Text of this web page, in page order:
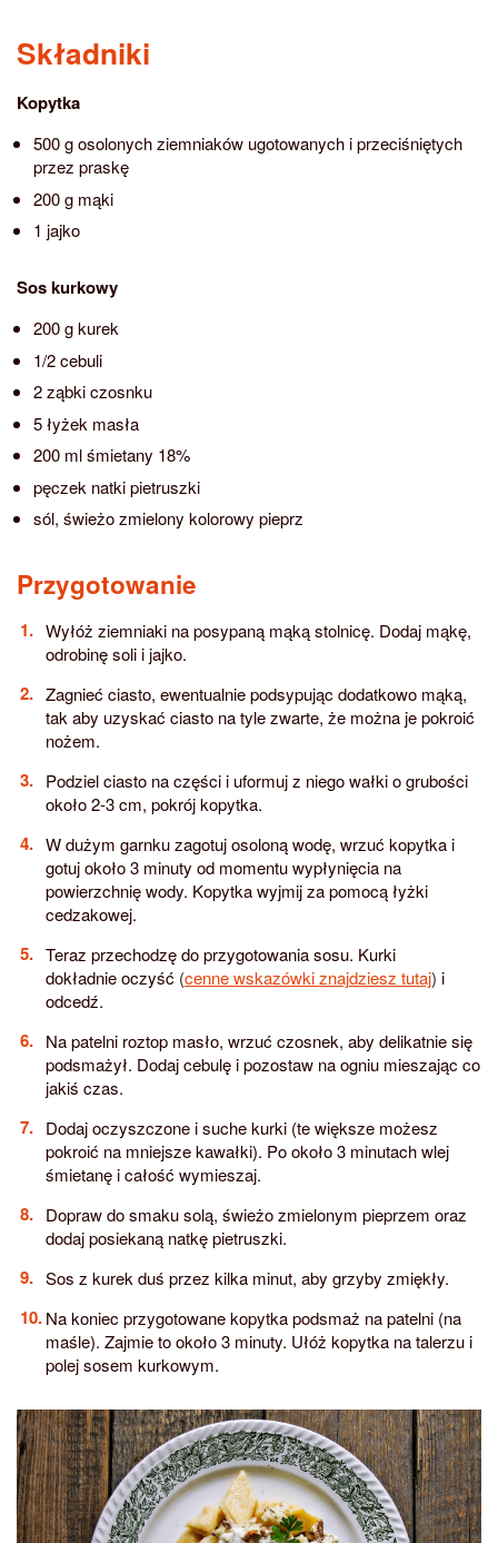
Składniki
Kopytka
500 g osolonych ziemniaków ugotowanych i przeciśniętych
przez praskę
200 g mąki
1 jajko
Sos kurkowy
200 g kurek
1/2 cebuli
2 ząbki czosnku
5 łyżek masła
200 ml śmietany 18%
pęczek natki pietruszki
sól, świeżo zmielony kolorowy pieprz
Przygotowanie
Wyłóż ziemniaki na posypaną mąką stolnicę. Dodaj mąkę,
odrobinę soli i jajko.
Zagnieć ciasto, ewentualnie podsypując dodatkowo mąką,
tak aby uzyskać ciasto na tyle zwarte, że można je pokroić
nożem.
Podziel ciasto na części i uformuj z niego wałki o grubości
około 2-3 cm, pokrój kopytka.
W dużym garnku zagotuj osoloną wodę, wrzuć kopytka i
gotuj około 3 minuty od momentu wypłynięcia na
powierzchnię wody. Kopytka wyjmij za pomocą łyżki
cedzakowej.
Teraz przechodzę do przygotowania sosu. Kurki
dokładnie oczyść (cenne wskazówki znajdziesz tutaj) i
odcedź.
Na patelni roztop masło, wrzuć czosnek, aby delikatnie się
podsmażył. Dodaj cebulę i pozostaw na ogniu mieszając co
jakiś czas.
Dodaj oczyszczone i suche kurki (te większe możesz
pokroić na mniejsze kawałki). Po około 3 minutach wlej
śmietanę i całość wymieszaj.
Dopraw do smaku solą, świeżo zmielonym pieprzem oraz
dodaj posiekaną natkę pietruszki.
Sos z kurek duś przez kilka minut, aby grzyby zmiękły.
Na koniec przygotowane kopytka podsmaż na patelni (na
maśle). Zajmie to około 3 minuty. Ułóż kopytka na talerzu i
polej sosem kurkowym.